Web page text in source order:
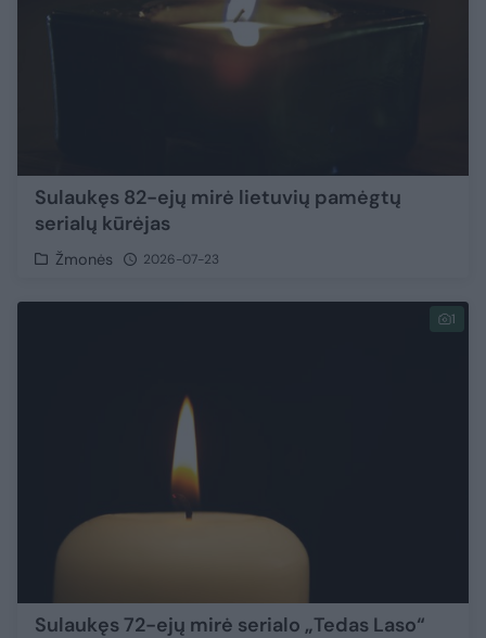
Sulaukęs 82-ejų mirė lietuvių pamėgtų
serialų kūrėjas
Žmonės 2026-07-23
1
Sulaukęs 72-ejų mirė serialo „Tedas Laso“